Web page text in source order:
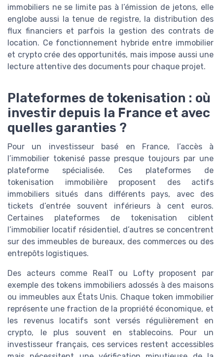
immobiliers ne se limite pas à l’émission de jetons, elle
englobe aussi la tenue de registre, la distribution des
flux financiers et parfois la gestion des contrats de
location. Ce fonctionnement hybride entre immobilier
et crypto crée des opportunités, mais impose aussi une
lecture attentive des documents pour chaque projet.
Plateformes de tokenisation : où
investir depuis la France et avec
quelles garanties ?
Pour un investisseur basé en France, l’accès à
l’immobilier tokenisé passe presque toujours par une
plateforme spécialisée. Ces plateformes de
tokenisation immobilière proposent des actifs
immobiliers situés dans différents pays, avec des
tickets d’entrée souvent inférieurs à cent euros.
Certaines plateformes de tokenisation ciblent
l’immobilier locatif résidentiel, d’autres se concentrent
sur des immeubles de bureaux, des commerces ou des
entrepôts logistiques.
Des acteurs comme RealT ou Lofty proposent par
exemple des tokens immobiliers adossés à des maisons
ou immeubles aux États Unis. Chaque token immobilier
représente une fraction de la propriété économique, et
les revenus locatifs sont versés régulièrement en
crypto, le plus souvent en stablecoins. Pour un
investisseur français, ces services restent accessibles